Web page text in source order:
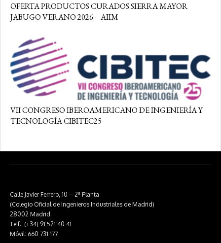
OFERTA PRODUCTOS CURADOS SIERRA MAYOR
JABUGO VERANO 2026 – AIIM
VII CONGRESO IBEROAMERICANO DE INGENIERÍA Y
TECNOLOGÍA CIBITEC25
Calle Javier Ferrero, 10 – 2ª Planta
(Colegio Oficial de Ingenieros Industriales de Madrid)
28002 Madrid.
Telf.: (+34) 91 521 40 41
Móvil: 660 731 177